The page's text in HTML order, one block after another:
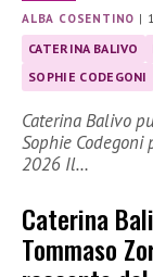
ALBA COSENTINO |
CATERINA BALIVO
SOPHIE CODEGONI
Caterina Balivo
Sophie
2026 Il…
Caterina
Tommaso